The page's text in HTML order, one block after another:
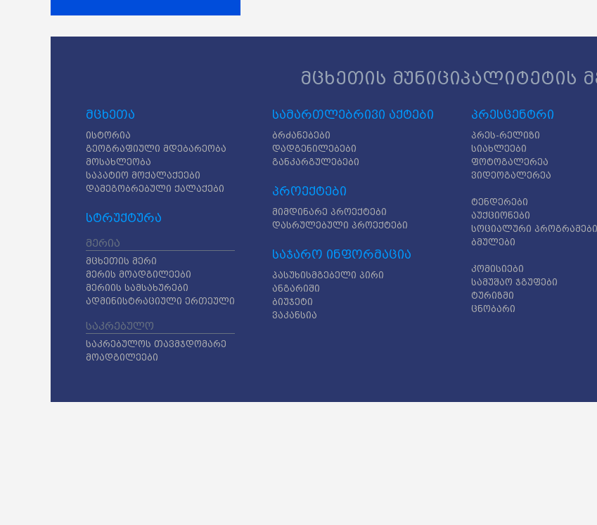
მცხეთის მუნიციპალიტეტის
მცხეთა
ისტორია
გეოგრაფიული მდებარეობა
მოსახლეობა
საპატიო მოქალაქეები
დამეგობრებული ქალაქები
სტრუქტურა
მერია
მცხეთის მერი
მერის მოადგილეები
მერიის სამსახურები
ადმინისტრაციული ერთეული
საკრებულო
საკრებულოს თავმჯდომარე
მოადგილეები
სამართლებრივი აქტები
ბრძანებები
დადგენილებები
განკარგულებები
პროექტები
მიმდინარე პროექტები
დასრულებული პროექტები
საჯარო ინფორმაცია
პასუხისმგებელი პირი
ანგარიში
ბიუჯეტი
ვაკანსია
პრესცენტრი
პრეს-რელიზი
სიახლეები
ფოტოგალერეა
ვიდეოგალერეა
ტენდერები
აუქციონები
სოციალური პროგრამები
ბმულები
კომისიები
სამუშაო ჯგუფები
ტურიზმი
ცნობარი